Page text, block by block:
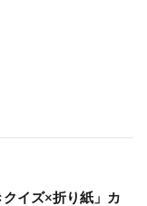
クイズ×折り紙」カ